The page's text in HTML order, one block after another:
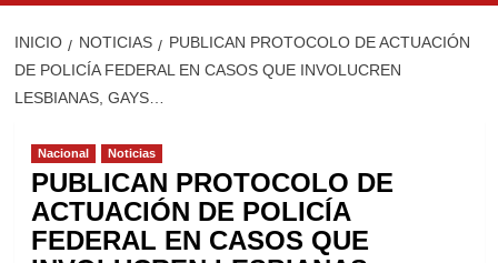
INICIO NOTICIAS
PUBLICAN PROTOCOLO DE ACTUACIÓN
DE POLICÍA FEDERAL EN CASOS QUE INVOLUCREN
LESBIANAS, GAYS…
Nacional Noticias
PUBLICAN PROTOCOLO DE
ACTUACIÓN DE POLICÍA
FEDERAL EN CASOS QUE